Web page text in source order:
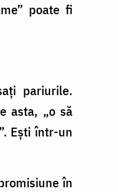
poate fi
pariurile.
asta, „o să
Eşti într-un
în